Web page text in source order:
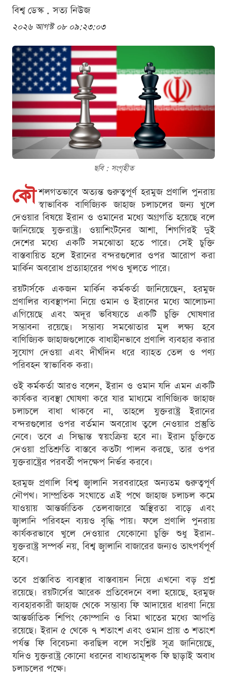
বিশ্ব ডেস্ক . সত্য নিউজ
২০২৬ আগস্ট ০৮ ০৯:২৩:০৩
ছবি : সংগৃহীত
কৌ শলগতভাবে অত্যন্ত গুরুত্বপূর্ণ হরমুজ প্রণালি পুনরায়
স্বাভাবিক বাণিজ্যিক জাহাজ চলাচলের জন্য খুলে
দেওয়ার বিষয়ে ইরান ও ওমানের মধ্যে অগ্রগতি হয়েছে বলে
জানিয়েছে যুক্তরাষ্ট্র। ওয়াশিংটনের আশা, শিগগিরই দুই
দেশের মধ্যে একটি সমঝোতা হতে পারে। সেই চুক্তি
বাস্তবায়িত হলে ইরানের বন্দরগুলোর ওপর আরোপ করা
মার্কিন অবরোধ প্রত্যাহারের পথও খুলতে পারে।
রয়টার্সকে একজন মার্কিন কর্মকর্তা জানিয়েছেন, হরমুজ
প্রণালির ব্যবস্থাপনা নিয়ে ওমান ও ইরানের মধ্যে আলোচনা
এগিয়েছে এবং অদূর ভবিষ্যতে একটি চুক্তি ঘোষণার
সম্ভাবনা রয়েছে। সম্ভাব্য সমঝোতার মূল লক্ষ্য হবে
বাণিজ্যিক জাহাজগুলোকে বাধাহীনভাবে প্রণালি ব্যবহার করার
সুযোগ দেওয়া এবং দীর্ঘদিন ধরে ব্যাহত তেল ও পণ্য
পরিবহন স্বাভাবিক করা।
ওই কর্মকর্তা আরও বলেন, ইরান ও ওমান যদি এমন একটি
কার্যকর ব্যবস্থা ঘোষণা করে যার মাধ্যমে বাণিজ্যিক জাহাজ
চলাচলে বাধা থাকবে না, তাহলে যুক্তরাষ্ট্র ইরানের
বন্দরগুলোর ওপর বর্তমান অবরোধ তুলে নেওয়ার প্রস্তুতি
নেবে। তবে এ সিদ্ধান্ত স্বয়ংক্রিয় হবে না। ইরান চুক্তিতে
দেওয়া প্রতিশ্রুতি বাস্তবে কতটা পালন করছে, তার ওপর
যুক্তরাষ্ট্রের পরবর্তী পদক্ষেপ নির্ভর করবে।
হরমুজ প্রণালি বিশ্ব জ্বালানি সরবরাহের অন্যতম গুরুত্বপূর্ণ
নৌপথ। সাম্প্রতিক সংঘাতে এই পথে জাহাজ চলাচল কমে
যাওয়ায় আন্তর্জাতিক তেলবাজারে অস্থিরতা বাড়ে এবং
জ্বালানি পরিবহন ব্যয়ও বৃদ্ধি পায়। ফলে প্রণালি পুনরায়
কার্যকরভাবে খুলে দেওয়ার যেকোনো চুক্তি শুধু ইরান-
যুক্তরাষ্ট্র সম্পর্ক নয়, বিশ্ব জ্বালানি বাজারের জন্যও তাৎপর্যপূর্ণ
হবে।
তবে প্রস্তাবিত ব্যবস্থার বাস্তবায়ন নিয়ে এখনো বড় প্রশ্ন
রয়েছে। রয়টার্সের আরেক প্রতিবেদনে বলা হয়েছে, হরমুজ
ব্যবহারকারী জাহাজ থেকে সম্ভাব্য ফি আদায়ের ধারণা নিয়ে
আন্তর্জাতিক শিপিং কোম্পানি ও বিমা খাতের মধ্যে আপত্তি
রয়েছে। ইরান ৫ থেকে ৭ শতাংশ এবং ওমান প্রায় ৩ শতাংশ
পর্যন্ত ফি বিবেচনা করছিল বলে সংশ্লিষ্ট সূত্র জানিয়েছে,
যদিও যুক্তরাষ্ট্র কোনো ধরনের বাধ্যতামূলক ফি ছাড়াই অবাধ
চলাচলের পক্ষে।